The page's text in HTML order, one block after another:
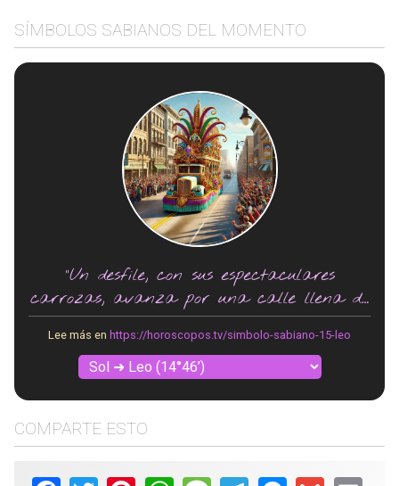
SÍMBOLOS SABIANOS DEL MOMENTO
"Un desfile, con sus espectaculares
carrozas, avanza por una calle llena de
gente vitoreando."
Lee más en https://horoscopos.tv/simbolo-sabiano-15-leo
COMPARTE ESTO